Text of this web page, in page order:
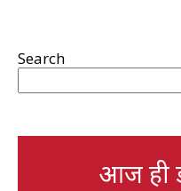
Search
आज ही